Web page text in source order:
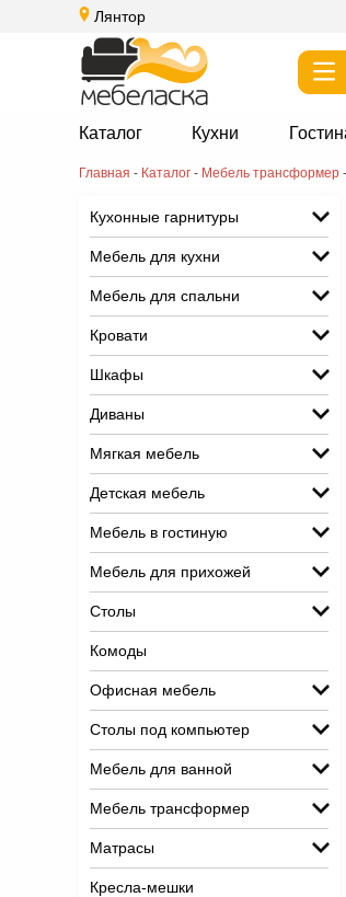
Лянтор
Каталог Кухни
Главная - Каталог - Мебель трансформер -
Кухонные гарнитуры
Мебель для кухни
Мебель для спальни
Кровати
Шкафы
Диваны
Мягкая мебель
Детская мебель
Мебель в гостиную
Мебель для прихожей
Столы
Комоды
Офисная мебель
Столы под компьютер
Мебель для ванной
Мебель трансформер
Матрасы
Кресла-мешки